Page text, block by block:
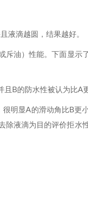
液滴越圆，结果越好。
斥油）性能。下面显示
B的防水性被认为比A
很明显A的滑动角比B更
除液滴为目的评价拒水